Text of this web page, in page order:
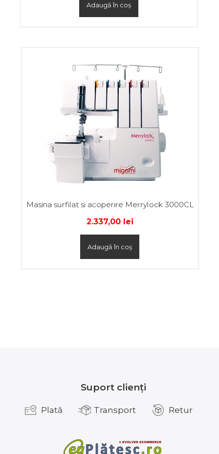
Adaugă în coș
Masina surfilat si acoperire Merrylock 3000CL
2.337,00 lei
Adaugă în coș
Suport clienți
Plată Transport Retur